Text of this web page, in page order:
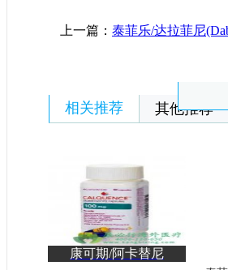
上一篇： 泰菲乐/达拉菲尼(Dabrafenib/
相关推荐 其他推荐
康可期/阿卡替尼